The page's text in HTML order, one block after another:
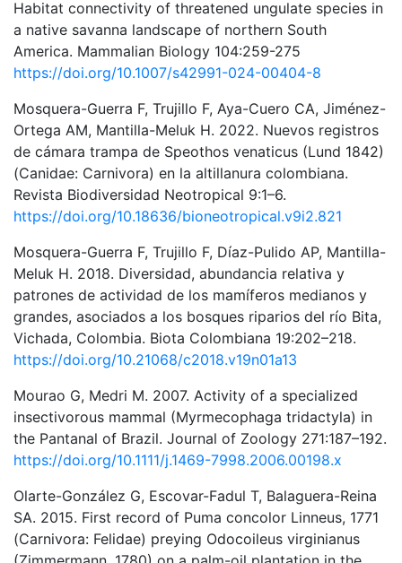
Habitat connectivity of threatened ungulate species in
a native savanna landscape of northern South
America. Mammalian Biology 104:259-275
https://doi.org/10.1007/s42991-024-00404-8
Mosquera-Guerra F, Trujillo F, Aya-Cuero CA, Jiménez-
Ortega AM, Mantilla-Meluk H. 2022. Nuevos registros
de cámara trampa de Speothos venaticus (Lund 1842)
(Canidae: Carnivora) en la altillanura colombiana.
Revista Biodiversidad Neotropical 9:1–6.
https://doi.org/10.18636/bioneotropical.v9i2.821
Mosquera-Guerra F, Trujillo F, Díaz-Pulido AP, Mantilla-
Meluk H. 2018. Diversidad, abundancia relativa y
patrones de actividad de los mamíferos medianos y
grandes, asociados a los bosques riparios del río Bita,
Vichada, Colombia. Biota Colombiana 19:202–218.
https://doi.org/10.21068/c2018.v19n01a13
Mourao G, Medri M. 2007. Activity of a specialized
insectivorous mammal (Myrmecophaga tridactyla) in
the Pantanal of Brazil. Journal of Zoology 271:187–192.
https://doi.org/10.1111/j.1469-7998.2006.00198.x
Olarte-González G, Escovar-Fadul T, Balaguera-Reina
SA. 2015. First record of Puma concolor Linneus, 1771
(Carnivora: Felidae) preying Odocoileus virginianus